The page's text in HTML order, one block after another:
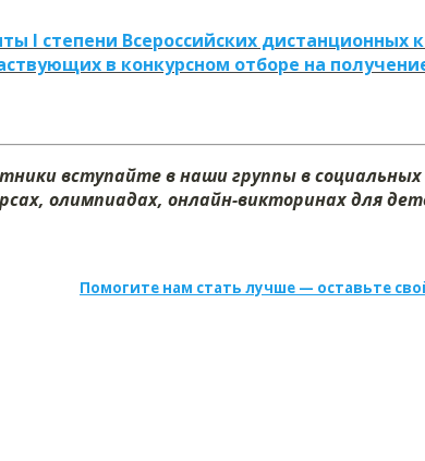
I степени Всероссийских дистанционных
в конкурсном отборе на
вступайте в наши группы в
олимпиадах, онлайн-викторинах для
Помогите нам стать лучше — оставьте